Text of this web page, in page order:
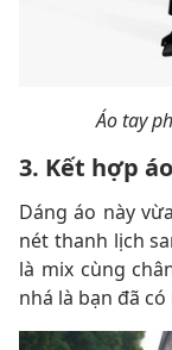
Áo tay
3. Kết hợp
Dáng áo này
nét thanh lịch
là mix cùng
nhá là bạn đã